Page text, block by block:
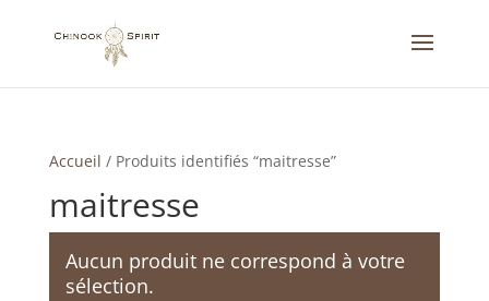
Accueil / Produits identifiés “maitresse”
maitresse
Aucun produit ne correspond à votre
sélection.